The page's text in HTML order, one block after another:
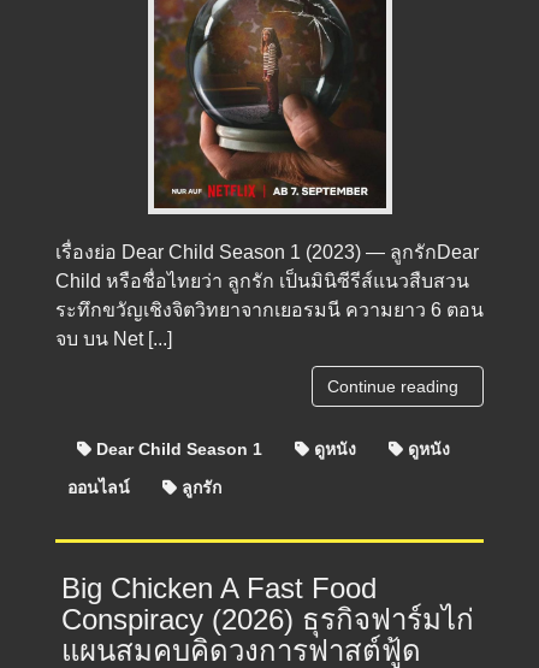
เรื่องย่อ Dear Child Season 1 (2023) — ลูกรักDear
Child หรือชื่อไทยว่า ลูกรัก เป็นมินิซีรีส์แนวสืบสวน
ระทึกขวัญเชิงจิตวิทยาจากเยอรมนี ความยาว 6 ตอน
จบ บน Net [...]
Continue reading
Dear Child Season 1 ดูหนัง
ดูหนัง
ออนไลน์
ลูกรัก
Big Chicken A Fast Food
Conspiracy (2026) ธุรกิจฟาร์มไก่
แผนสมคบคิดวงการฟาสต์ฟู้ด